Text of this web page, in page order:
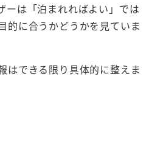
ーは「泊まれればよい」では
的に合うかどうかを見ていま
はできる限り具体的に整えま